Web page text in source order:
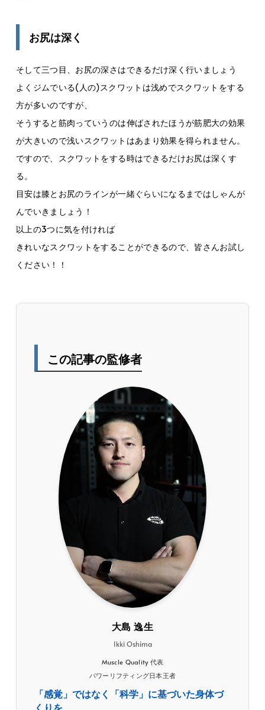
お尻は深く
そして三つ目、お尻の深さはできるだけ深く行いましょう
よくジムでいる(人の)スクワットは浅めでスクワットをする
方が多いのですが、
そうすると筋肉っていうのは伸ばされたほうが筋肥大の効果
が大きいので浅いスクワットはあまり効果を得られません。
ですので、スクワットをする時はできるだけお尻は深くす
る。
目安は膝とお尻のラインが一緒ぐらいになるまではしゃんが
んでいきましょう！
以上の3つに気を付ければ
きれいなスクワットをすることができるので、皆さんお試し
ください！！
この記事の監修者
大島 逸生
Ikki Oshima
Muscle Quality 代表
パワーリフティング日本王者
「感覚」ではなく「科学」に基づいた身体づ
くりを